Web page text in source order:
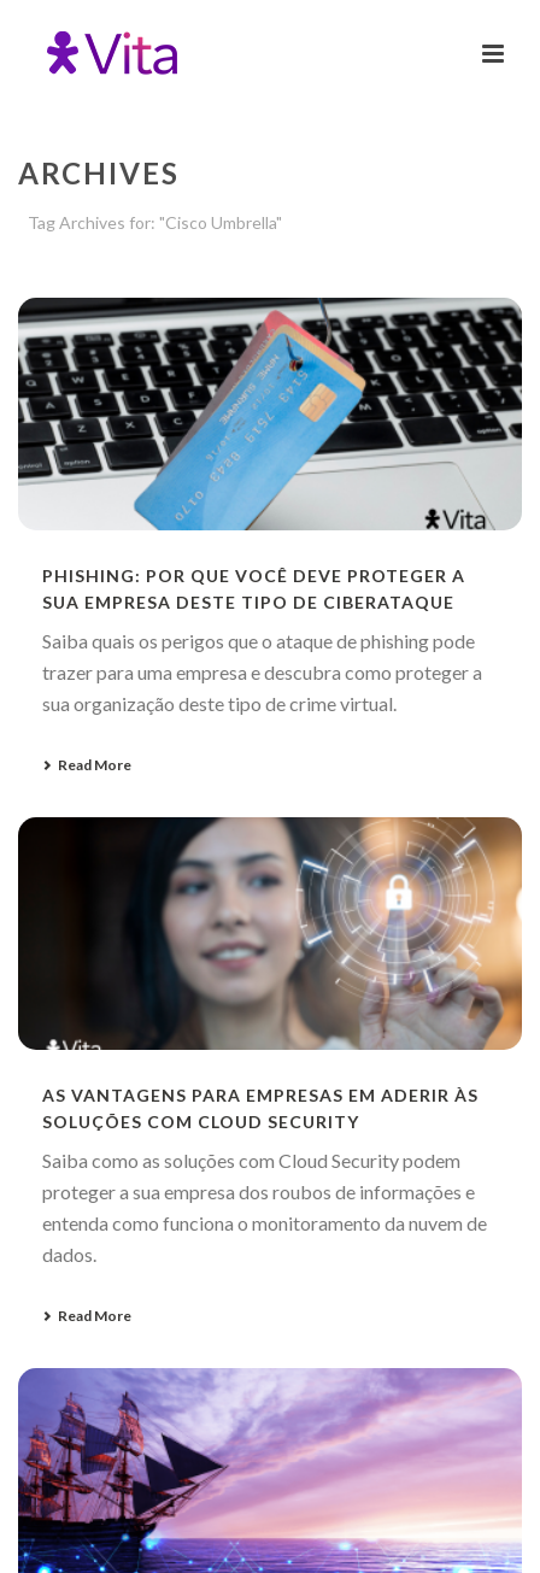
ARCHIVES
Tag Archives for: "Cisco Umbrella"
PHISHING: POR QUE VOCÊ DEVE PROTEGER A
SUA EMPRESA DESTE TIPO DE CIBERATAQUE
Saiba quais os perigos que o ataque de phishing pode
trazer para uma empresa e descubra como proteger a
sua organização deste tipo de crime virtual.
Read More
AS VANTAGENS PARA EMPRESAS EM ADERIR ÀS
SOLUÇÕES COM CLOUD SECURITY
Saiba como as soluções com Cloud Security podem
proteger a sua empresa dos roubos de informações e
entenda como funciona o monitoramento da nuvem de
dados.
Read More